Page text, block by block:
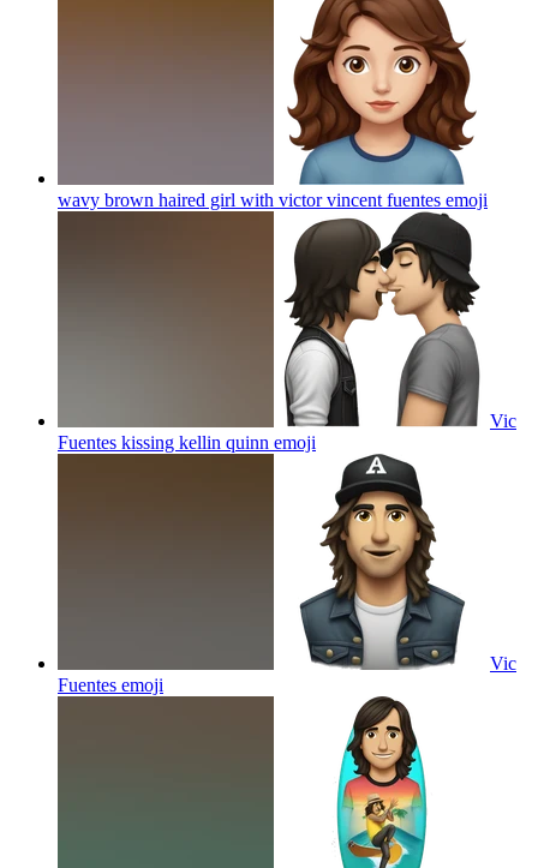
wavy brown haired girl with victor vincent fuentes emoji
Vic
Fuentes kissing kellin quinn emoji
Vic
Fuentes emoji